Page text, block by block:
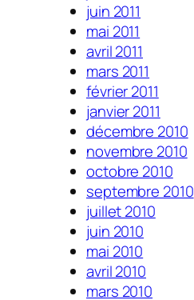
juin 2011
mai 2011
avril 2011
mars 2011
février 2011
janvier 2011
décembre 2010
novembre 2010
octobre 2010
septembre 2010
juillet 2010
juin 2010
mai 2010
avril 2010
mars 2010